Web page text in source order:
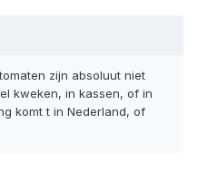
zijn absoluut niet
kweken, in kassen, of in
komt t in Nederland, of